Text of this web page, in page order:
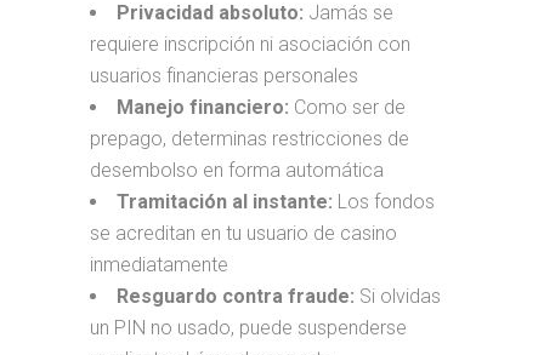
Privacidad absoluto: Jamás se
requiere inscripción ni asociación con
usuarios financieras personales
Manejo financiero: Como ser de
prepago, determinas restricciones de
desembolso en forma automática
Tramitación al instante: Los fondos
se acreditan en tu usuario de casino
inmediatamente
Resguardo contra fraude: Si olvidas
un PIN no usado, puede suspenderse